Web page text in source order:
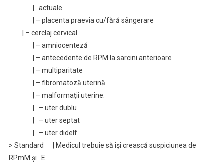
| actuale
| – placenta praevia cu/fără sângerare
| – cerclaj cervical
| – amniocenteză
| – antecedente de RPM la sarcini anterioare
| – multiparitate
| – fibromatoză uterină
| – malformaţii uterine:
| – uter dublu
| – uter septat
| – uter didelf
> Standard | Medicul trebuie să îşi crească suspiciunea de
RPmM şi E